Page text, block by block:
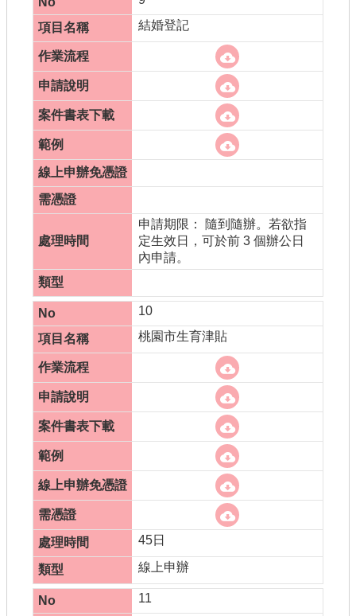
結婚登記
申請期限： 隨到隨辦。若欲指
定生效日，可於前 3 個辦公日
內申請。
10
桃園市生育津貼
45日
線上申辦
11